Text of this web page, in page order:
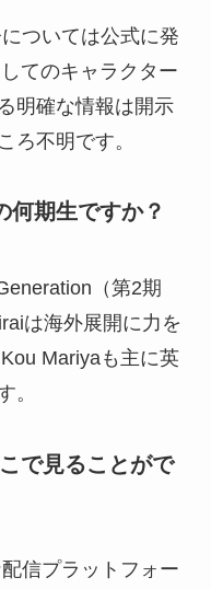
ついては公式に発
てのキャラクター
明確な情報は開示
ろ不明です。
期生ですか？
（第2期
は海外展開に力を
Mariyaも主に英
。
で見ることがで
信プラットフォー